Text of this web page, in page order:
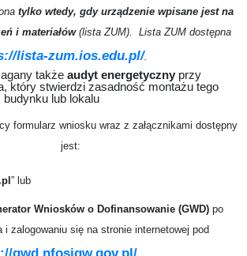
tylko wtedy, gdy urządzenie wpisane jest na
i materiałów(lista ZUM). Lista ZUM dostępna
lista-zum.ios.edu.pl/.
także audyt energetyczny przy
który stwierdzi zasadność montażu tego
lub lokalu
formularz wniosku wraz z załącznikami dostępny
jest:
” lub
Wniosków o Dofinansowanie (GWD) po
i zalogowaniu się na stronie internetowej pod